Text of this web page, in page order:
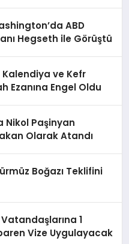
ABD
Hegseth ile Görüştü
ve Kefr
Ezanına Engel Oldu
Nikol Paşinyan
Olarak Atandı
Boğazı Teklifini
1
Vize Uygulayacak